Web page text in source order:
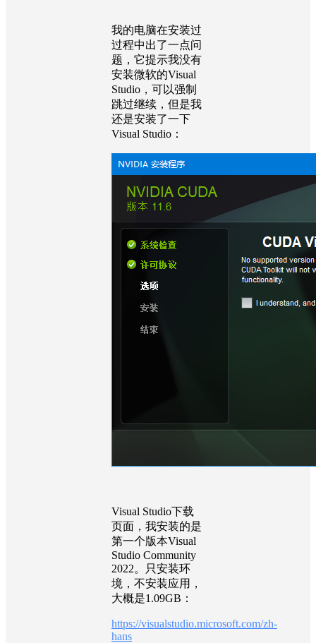
我的电脑在安装过
过程中出了一点问
题，它提示我没有
安装微软的Visual
Studio，可以强制
跳过继续，但是我
还是安装了一下
Visual Studio：
Visual Studio下载
页面，我安装的是
第一个版本Visual
Studio Community
2022。只安装环
境，不安装应用，
大概是1.09GB：
https://visualstudio.microsoft.com/zh-
hans